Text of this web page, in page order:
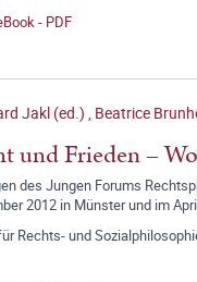
- PDF
Jakl (ed.) , Beatrice
und Frieden –
des Jungen Forums
2012 in Münster und im
Rechts- und